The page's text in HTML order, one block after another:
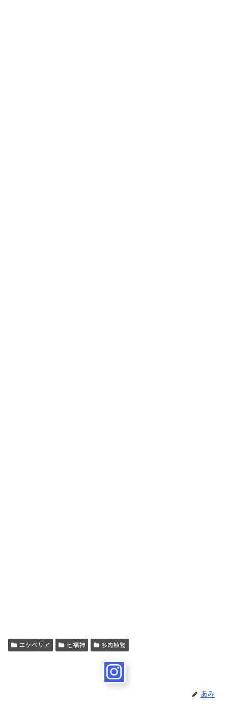
エケベリア 七福神 多肉植物
あみ